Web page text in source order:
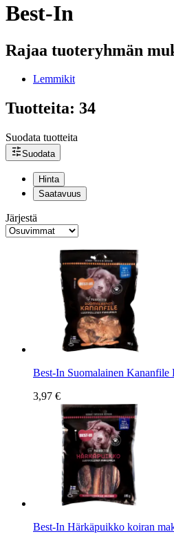
Best-In
Rajaa tuoteryhmän
Lemmikit
Tuotteita: 34
Suodata tuotteita
Suodata
Hinta
Saatavuus
Järjestä
Best-In Suomalainen
3,97 €
Best-In Härkäpuikko koiran